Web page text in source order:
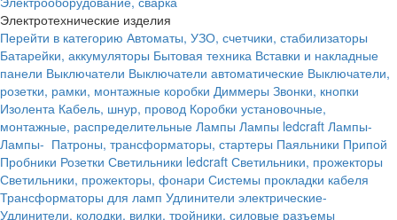
Электротехнические изделия
Перейти в категорию Автоматы, УЗО, счетчики, стабилизаторы
Батарейки, аккумуляторы Бытовая техника Вставки и накладные
панели Выключатели Выключатели автоматические Выключатели,
розетки, рамки, монтажные коробки Диммеры Звонки, кнопки
Изолента Кабель, шнур, провод Коробки установочные,
монтажные, распределительные Лампы Лампы ledcraft Лампы-
Лампы- Патроны, трансформаторы, стартеры Паяльники Припой
Пробники Розетки Светильники ledcraft Светильники, прожекторы
Светильники, прожекторы, фонари Системы прокладки кабеля
Трансформаторы для ламп Удлинители электрические-
Удлинители, колодки, вилки, тройники, силовые разъемы